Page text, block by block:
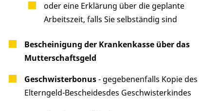
oder eine Erklärung über die geplante
Arbeitszeit, falls Sie selbständig sind
Bescheinigung der Krankenkasse über das
Mutterschaftsgeld
Geschwisterbonus- gegebenenfalls Kopie des
Elterngeld-Bescheidesdes Geschwisterkindes